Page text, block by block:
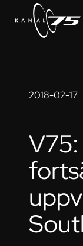
2018-02-17